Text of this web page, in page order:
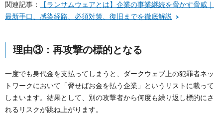
関連記事：
【ランサムウェアとは】企業の事業継続を脅かす脅威｜
最新手口、感染経路、必須対策、復旧までを徹底解説
理由③：再攻撃の標的となる
一度でも身代金を支払ってしまうと、ダークウェブ上の犯罪者ネッ
トワークにおいて「脅せばお金を払う企業」というリストに載って
しまいます。結果として、別の攻撃者から何度も繰り返し標的にさ
れるリスクが跳ね上がります。